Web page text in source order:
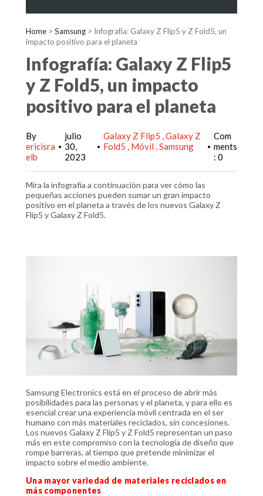
Home > Samsung > Infografía: Galaxy Z Flip5 y Z Fold5, un
impacto positivo para el planeta
Infografía: Galaxy Z Flip5
y Z Fold5, un impacto
positivo para el planeta
By
ericisra
elb
•
julio
30,
2023
•
Galaxy Z Flip5 Galaxy Z
Fold5
Móvil Samsung •
Com
ments
: 0
Mira la infografía a continuación para ver cómo las
pequeñas acciones pueden sumar un gran impacto
positivo en el planeta a través de los nuevos Galaxy Z
Flip5 y Galaxy Z Fold5.
Samsung Electronics está en el proceso de abrir más
posibilidades para las personas y el planeta, y para ello es
esencial crear una experiencia móvil centrada en el ser
humano con más materiales reciclados, sin concesiones.
Los nuevos Galaxy Z Flip5 y Z Fold5 representan un paso
más en este compromiso con la tecnología de diseño que
rompe barreras, al tiempo que pretende minimizar el
impacto sobre el medio ambiente.
Una mayor variedad de materiales reciclados en
más componentes